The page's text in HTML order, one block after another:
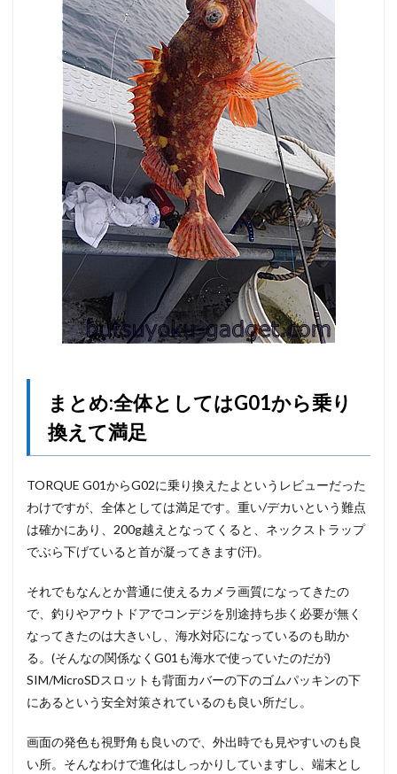
まとめ:全体としてはG01から乗り
換えて満足
TORQUE G01からG02に乗り換えたよというレビューだった
わけですが、全体としては満足です。重い/デカいという難点
は確かにあり、200g越えとなってくると、ネックストラップ
でぶら下げていると首が凝ってきます(汗)。
それでもなんとか普通に使えるカメラ画質になってきたの
で、釣りやアウトドアでコンデジを別途持ち歩く必要が無く
なってきたのは大きいし、海水対応になっているのも助か
る。(そんなの関係なくG01も海水で使っていたのだが)
SIM/MicroSDスロットも背面カバーの下のゴムパッキンの下
にあるという安全対策されているのも良い所だし。
画面の発色も視野角も良いので、外出時でも見やすいのも良
い所。そんなわけで進化はしっかりしていますし、端末とし